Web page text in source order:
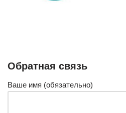
Обратная связь
Ваше имя (обязательно)